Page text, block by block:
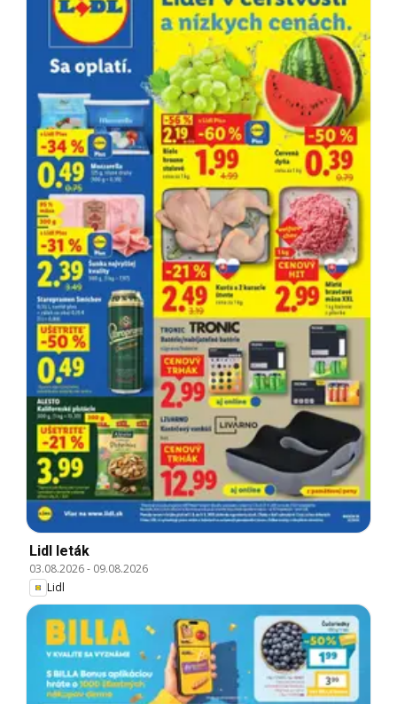
Lidl leták
03.08.2026- 09.08.2026
Lidl